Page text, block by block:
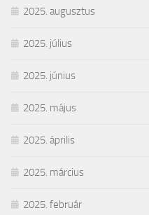
2025. augusztus
2025. július
2025. június
2025. május
2025. április
2025. március
2025. február